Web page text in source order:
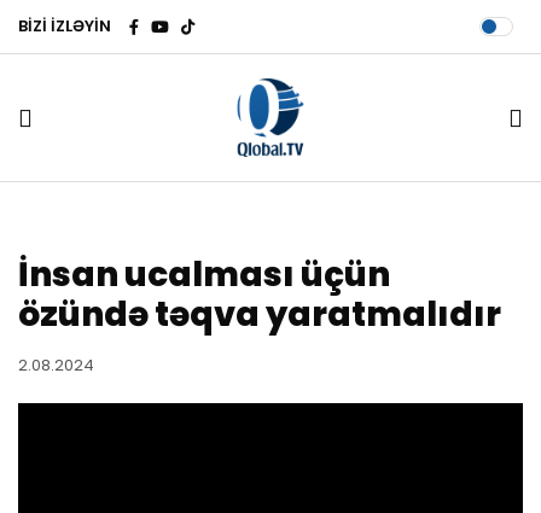
BİZİ İZLƏYİN
İnsan ucalması üçün
özündə təqva yaratmalıdır
2.08.2024